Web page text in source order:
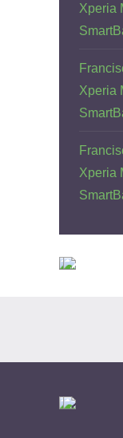
Xperia
Xperia
Xperia